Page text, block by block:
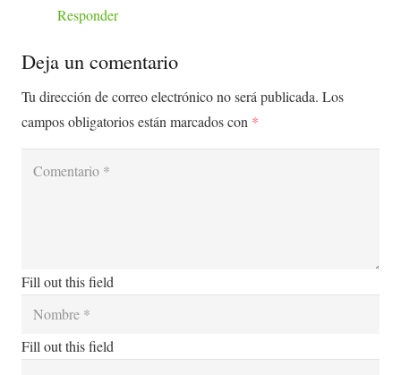
Responder
Deja un comentario
Tu dirección de correo electrónico no será publicada. Los
campos obligatorios están marcados con *
Fill out this field
Fill out this field